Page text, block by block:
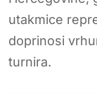
utakmice
doprinosi
turnira.